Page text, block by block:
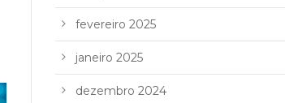
fevereiro 2025
janeiro 2025
dezembro 2024